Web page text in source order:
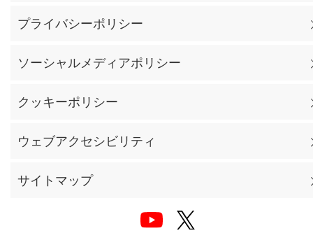
プライバシーポリシー
ソーシャルメディアポリシー
クッキーポリシー
ウェブアクセシビリティ
サイトマップ